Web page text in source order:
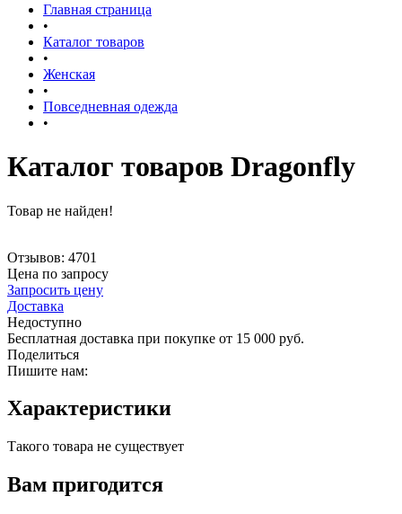
Главная страница
•
Каталог товаров
•
Женская
•
Повседневная одежда
•
Каталог товаров Dragonfly
Товар не найден!
Отзывов: 4701
Цена по запросу
Запросить цену
Доставка
Недоступно
Бесплатная доставка при покупке от 15 000 руб.
Поделиться
Пишите нам:
Характеристики
Такого товара не существует
Вам пригодится